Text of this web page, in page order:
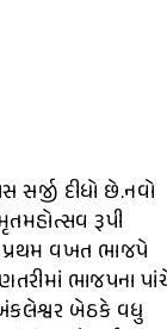
સર્જી દીધો છે.નવો
રૂપી
વખત ભાજપે
ભાજપના
બેઠકે વધુ